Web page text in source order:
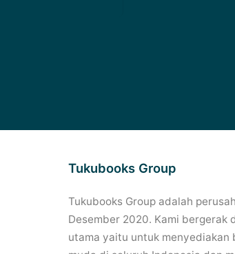
Tukubooks Group
Tukubooks Group adalah
Desember 2020. Kami bergerak
utama yaitu untuk